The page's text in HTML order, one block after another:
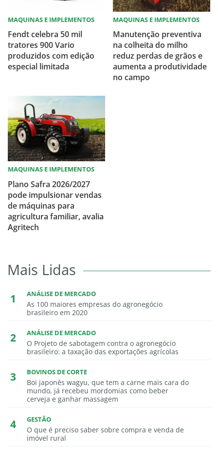
MAQUINAS E IMPLEMENTOS
Fendt celebra 50 mil
tratores 900 Vario
produzidos com edição
especial limitada
MAQUINAS E IMPLEMENTOS
Manutenção preventiva
na colheita do milho
reduz perdas de grãos e
aumenta a produtividade
no campo
MAQUINAS E IMPLEMENTOS
Plano Safra 2026/2027
pode impulsionar vendas
de máquinas para
agricultura familiar, avalia
Agritech
Mais Lidas
ANÁLISE DE MERCADO
As 100 maiores empresas do agronegócio
brasileiro em 2020
ANÁLISE DE MERCADO
O Projeto de sabotagem contra o agronegócio
brasileiro: a taxação das exportações agrícolas
BOVINOS DE CORTE
Boi japonês wagyu, que tem a carne mais cara do
mundo, já recebeu mordomias como beber
cerveja e ganhar massagem
GESTÃO
O que é preciso saber sobre compra e venda de
imóvel rural